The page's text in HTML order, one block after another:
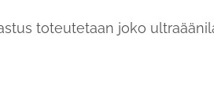
toteutetaan joko